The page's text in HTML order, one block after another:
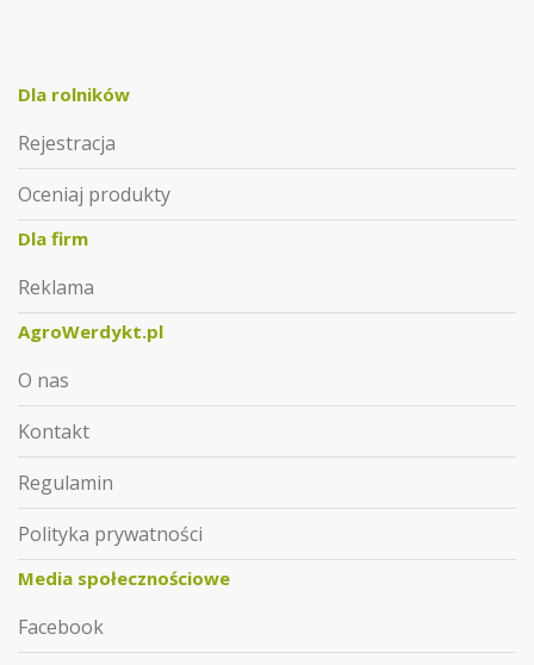
Dla rolników
Rejestracja
Oceniaj produkty
Dla firm
Reklama
AgroWerdykt.pl
O nas
Kontakt
Regulamin
Polityka prywatności
Media społecznościowe
Facebook